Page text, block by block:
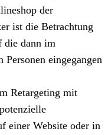
der
ist die Betrachtung
die dann im
eingegangen
Retargeting mit
einer Website oder in